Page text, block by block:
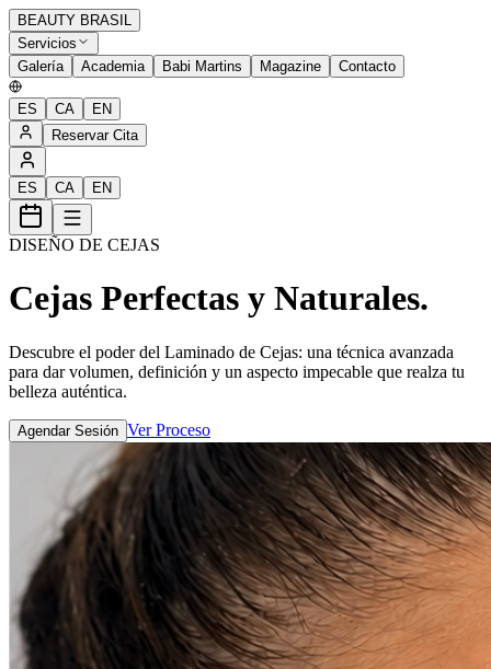
BEAUTY BRASIL
Servicios
Galería
Academia Babi Martins Magazine Contacto
ES CA
EN
Reservar Cita
ES CA EN
DISEÑO DE CEJAS
Cejas Perfectas y Naturales.
Descubre el poder del Laminado de Cejas: una técnica avanzada
para dar volumen, definición y un aspecto impecable que realza tu
belleza auténtica.
Agendar Sesión Ver Proceso